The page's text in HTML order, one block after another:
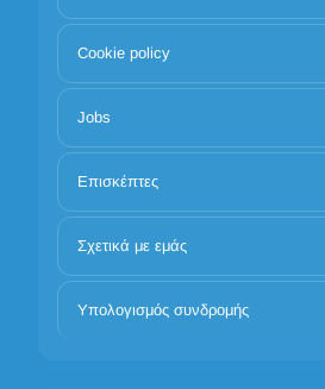
Cookie policy
Jobs
Επισκέπτες
Σχετικά με εμάς
Υπολογισμός συνδρομής